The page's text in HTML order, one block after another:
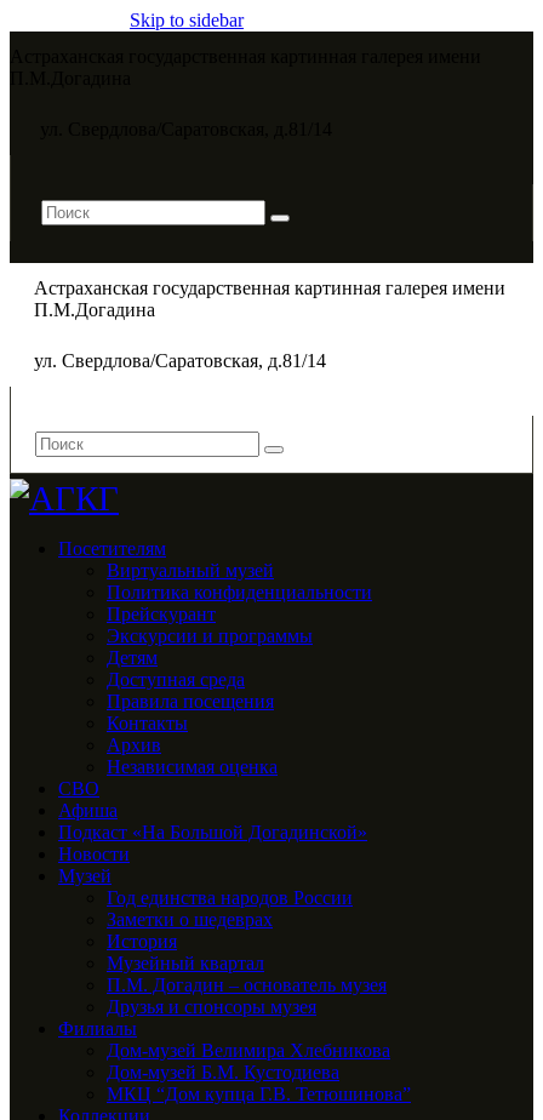
Skip to sidebar
Астраханская государственная картинная галерея имени
П.М.Догадина​
ул. Свердлова/Саратовская, д.81/14
Посетителям
Виртуальный музей
Политика конфиденциальности
Прейскурант
Экскурсии и программы
Детям
Доступная среда
Правила посещения
Контакты
Архив
Независимая оценка
СВО
Афиша
Подкаст «На Большой Догадинской»
Новости
Музей
Год единства народов России
Заметки о шедеврах
История
Музейный квартал
П.М. Догадин – основатель музея
Друзья и спонсоры музея
Филиалы
Дом-музей Велимира Хлебникова
Дом-музей Б.М. Кустодиева
МКЦ “Дом купца Г.В. Тетюшинова”
Коллекции